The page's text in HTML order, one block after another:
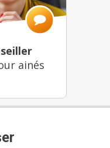
ainés